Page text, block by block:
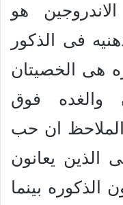
هو
فى الذكور
هى الخصيتان
والغده فوق
الملاحظ ان حب
الذين يعانون
بينما